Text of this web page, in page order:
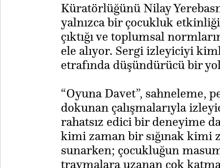
Küratörlüğünü Nilay
yalnızca bir çocukluk etkinliği
çıktığı ve toplumsal
ele alıyor. Sergi izleyiciyi
etrafında düşündürücü bir
“Oyuna Davet”, sahneleme,
dokunan çalışmalarıyla
rahatsız edici bir deneyime
kimi zaman bir sığınak kimi
sunarken; çocukluğun
travmalara uzanan çok